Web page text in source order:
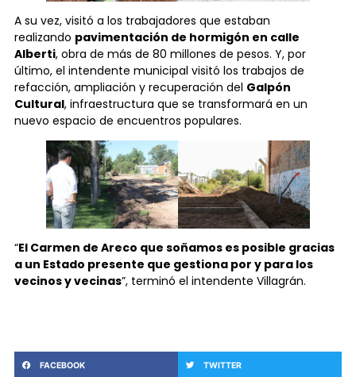
A su vez, visitó a los trabajadores que estaban
realizando pavimentación de hormigón en calle
Alberti, obra de más de 80 millones de pesos. Y, por
último, el intendente municipal visitó los trabajos de
refacción, ampliación y recuperación del Galpón
Cultural, infraestructura que se transformará en un
nuevo espacio de encuentros populares.
“El Carmen de Areco que soñamos es posible gracias
a un Estado presente que gestiona por y para los
vecinos y vecinas”, terminó el intendente Villagrán.
FACEBOOK TWITTER